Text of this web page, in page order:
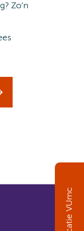
Locatie VUmc
Zo’n